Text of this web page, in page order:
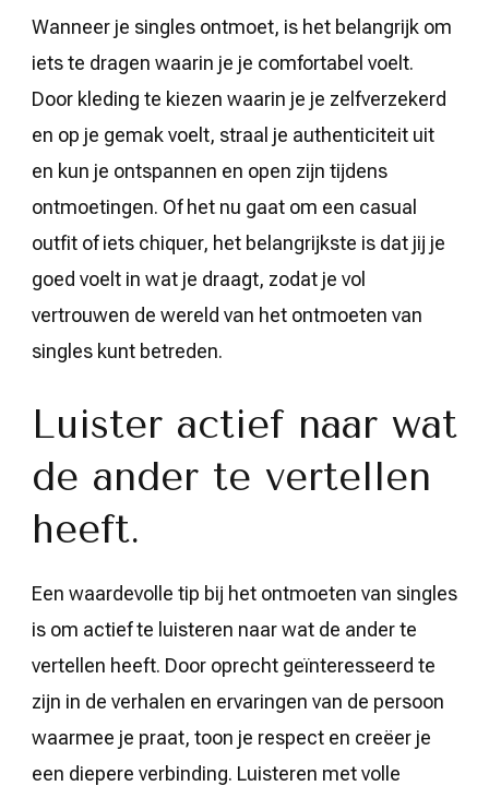
Wanneer je singles ontmoet, is het belangrijk om
iets te dragen waarin je je comfortabel voelt.
Door kleding te kiezen waarin je je zelfverzekerd
en op je gemak voelt, straal je authenticiteit uit
en kun je ontspannen en open zijn tijdens
ontmoetingen. Of het nu gaat om een casual
outfit of iets chiquer, het belangrijkste is dat jij je
goed voelt in wat je draagt, zodat je vol
vertrouwen de wereld van het ontmoeten van
singles kunt betreden.
Luister actief naar wat
de ander te vertellen
heeft.
Een waardevolle tip bij het ontmoeten van singles
is om actief te luisteren naar wat de ander te
vertellen heeft. Door oprecht geïnteresseerd te
zijn in de verhalen en ervaringen van de persoon
waarmee je praat, toon je respect en creëer je
een diepere verbinding. Luisteren met volle